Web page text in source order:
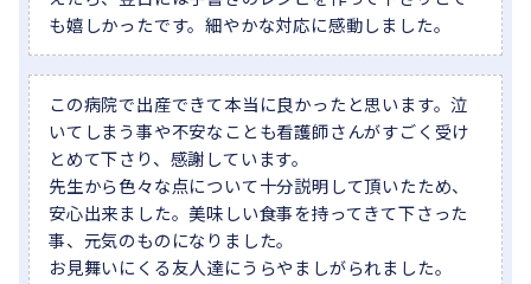
も嬉しかったです。細やかな対応に感動しました。
この病院で出産できて本当に良かったと思います。泣
いてしまう事や不安なことも看護師さんがすごく受け
とめて下さり、感謝しています。
先生から色々な点について十分説明して頂いたため、
安心出来ました。美味しい食事を持ってきて下さった
事、元気のものになりました。
お見舞いにくる友人達にうらやましがられました。